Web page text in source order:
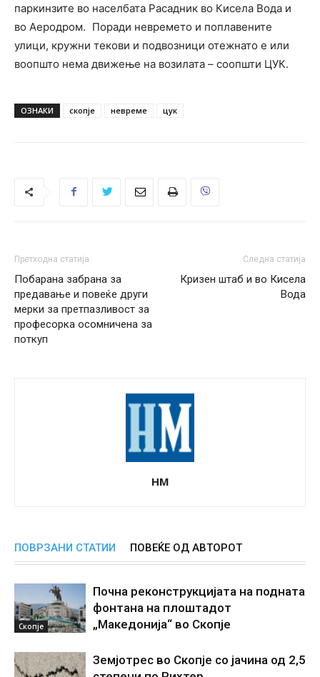
паркинзите во населбата Расадник во Кисела Вода и
во Аеродром. Поради невремето и поплавените
улици, кружни текови и подвозници отежнато е или
воопшто нема движење на возилата – соопшти ЦУК.
ОЗНАКИ скопје невреме цук
Претходна статија
Побарана забрана за
предавање и повеќе други
мерки за претпазливост за
професорка осомничена за
поткуп
Следна статија
Кризен штаб и во Кисела
Вода
НМ
ПОВРЗАНИ СТАТИИ ПОВЕЌЕ ОД АВТОРОТ
Скопје
Почна реконструкцијата на подната
фонтана на плоштадот
„Македонија“ во Скопје
Земјотрес во Скопје со јачина од 2,5